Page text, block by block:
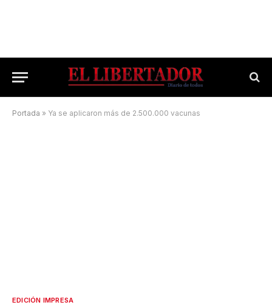
Portada » Ya se aplicaron más de 2.500.000 vacunas
EDICIÓN IMPRESA